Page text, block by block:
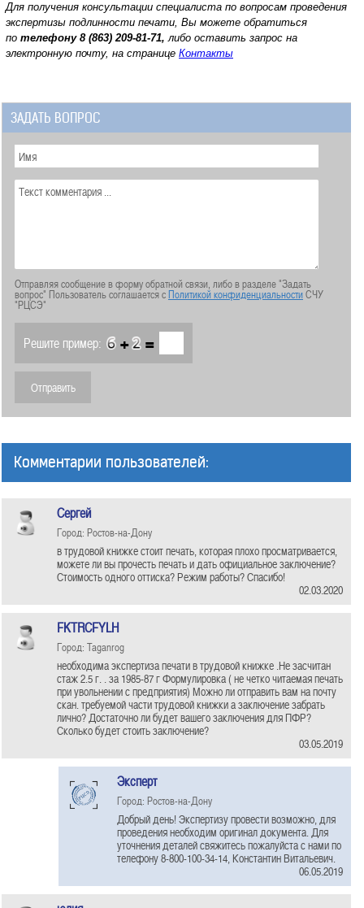
Для получения консультации специалиста по вопросам проведения
экспертизы подлинности печати, Вы можете обратиться
по телефону 8 (863) 209-81-71, либо оставить запрос на
электронную почту, на странице Контакты
ЗАДАТЬ ВОПРОС
Отправляя сообщение в форму обратной связи, либо в разделе "Задать
вопрос" Пользователь соглашается сПолитикой конфиденциальностиСЧУ
"РЦСЭ"
Решите пример: + =
Комментарии пользователей:
Сергей
Город: Ростов-на-Дону
в трудовой книжке стоит печать, которая плохо просматривается,
можете ли вы прочесть печать и дать официальное заключение?
Стоимость одного оттиска? Режим работы? Спасибо!
02.03.2020
FKTRCFYLH
Город: Taganrog
необходима экспертиза печати в трудовой книжке .Не засчитан
стаж 2.5 г. . за 1985-87 г Формулировка ( не четко читаемая печать
при увольнении с предприятия) Можно ли отправить вам на почту
скан. требуемой части трудовой книжки а заключение забрать
лично? Достаточно ли будет вашего заключения для ПФР?
Сколько будет стоить заключение?
03.05.2019
Эксперт
Город: Ростов-на-Дону
Добрый день! Экспертизу провести возможно, для
проведения необходим оригинал документа. Для
уточнения деталей свяжитесь пожалуйста с нами по
телефону 8-800-100-34-14, Константин Витальевич.
06.05.2019